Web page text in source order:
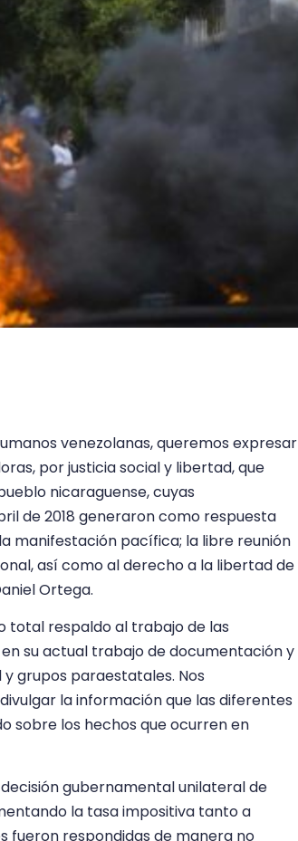
venezolanas, queremos expresar
por justicia social y libertad, que
nicaraguense, cuyas
de 2018 generaron como respuesta
manifestación pacífica; la libre reunión
así como al derecho a la libertad de
Ortega.
total respaldo al trabajo de las
su actual trabajo de documentación y
grupos paraestatales. Nos
la información que las diferentes
sobre los hechos que ocurren en
gubernamental unilateral de
la tasa impositiva tanto a
fueron respondidas de manera no